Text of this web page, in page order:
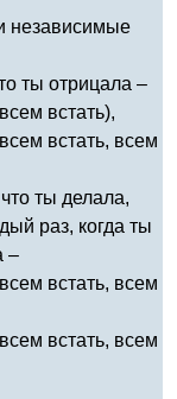
независимые
ты отрицала –
встать),
встать, всем
ты делала,
раз, когда ты
–
встать, всем
встать, всем